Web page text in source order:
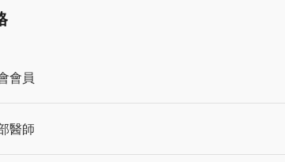
會員
醫師